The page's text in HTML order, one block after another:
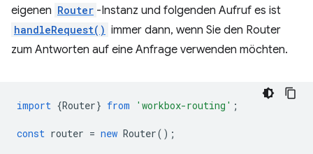
eigenen Router -Instanz und folgenden Aufruf es ist
handleRequest() immer dann, wenn Sie den Router
zum Antworten auf eine Anfrage verwenden möchten.
import {Router} from 'workbox-routing' ;
const router = new Router();